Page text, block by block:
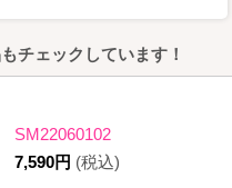
チェックしています！
SM22060102
7,590円 (税込)